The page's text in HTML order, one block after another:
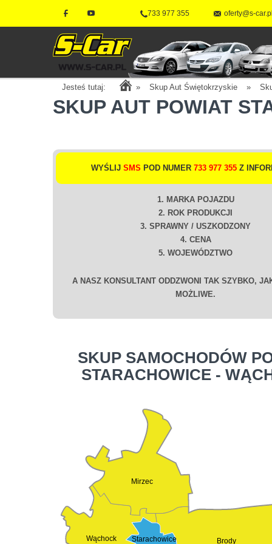
733 977 355 oferty@s-car.pl
Jesteś tutaj: » Skup Aut Świętokrzyskie »
SKUP AUT POWIAT
WYŚLIJ SMS POD NUMER 733 977 355Z
1. MARKA POJAZDU
2. ROK PRODUKCJI
3. SPRAWNY / USZKODZONY
4. CENA
5. WOJEWÓDZTWO
A NASZ KONSULTANT ODDZWONI TAK SZYBKO,
MOŻLIWE.
SKUP SAMOCHODÓW
STARACHOWICE -
Brody
Wąchock
Mirzec
Starachowice